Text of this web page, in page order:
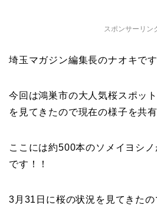
スポンサーリン
埼玉マガジン編集長のナオキです
今回は鴻巣市の大人気桜スポッ
を見てきたので現在の様子を共有
ここには約500本のソメイヨシ
です！！
3月31日に桜の状況を見てきた